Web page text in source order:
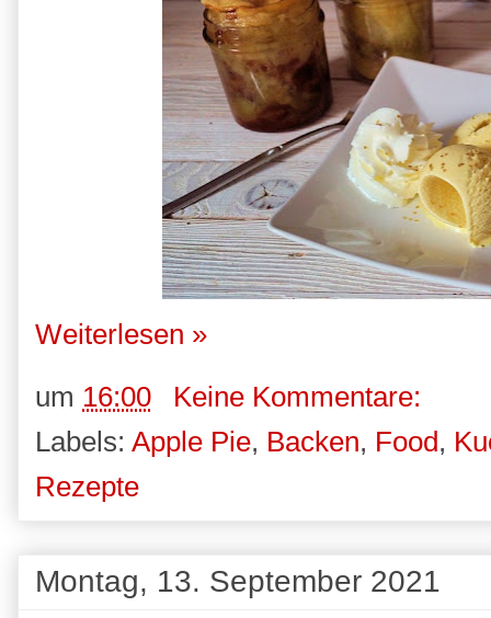
Weiterlesen »
um 16:00
Keine Kommentare:
Labels: Apple Pie, Backen, Food,
Rezepte
Montag, 13. September 2021